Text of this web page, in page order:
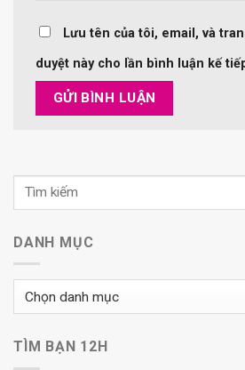
Lưu tên của tôi, email, và
duyệt này cho lần bình luận kế
DANH MỤC
Danh
TÌM BẠN 12H